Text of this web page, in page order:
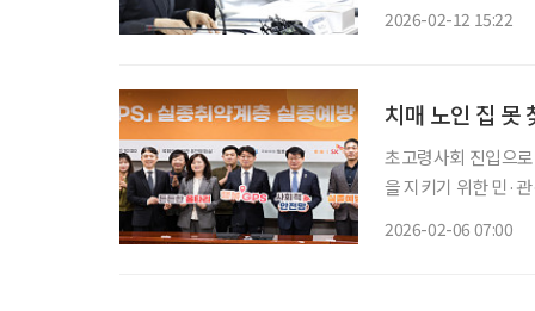
2026-02-12 15:22
치매 노인 집 못
초고령사회 진입으
을 지키기 위한 민·
2026-02-06 07:00